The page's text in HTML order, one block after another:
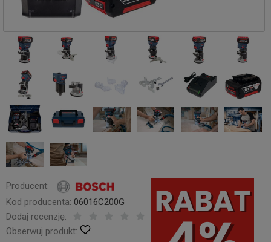
Producent:
Kod producenta: 06016C200G
Dodaj recenzję:
Obserwuj produkt: